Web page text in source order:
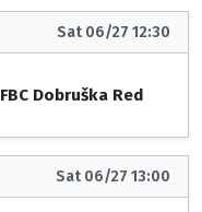
Sat 06/27 12:30
FBC Dobruška Red
Sat 06/27 13:00